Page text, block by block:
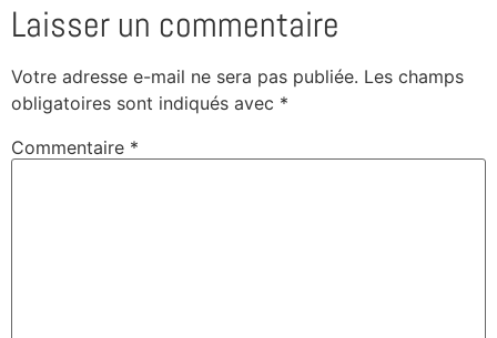
Laisser un commentaire
Votre adresse e-mail ne sera pas publiée. Les champs
obligatoires sont indiqués avec *
Commentaire *